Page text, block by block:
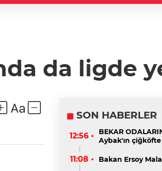
da ligde
SON HABERLER
12:56 •
BEKAR
Aybak'ın çiğköfte
11:08 • Bakan Ersoy